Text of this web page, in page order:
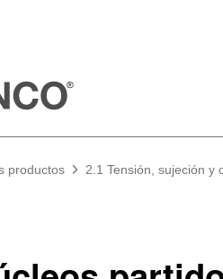
productos 2.1 Tensión, sujeción y